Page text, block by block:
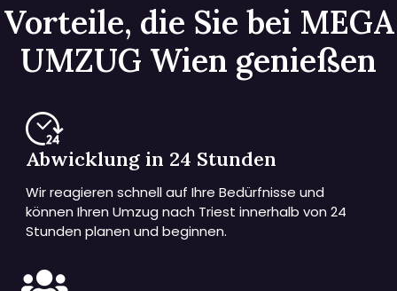
Vorteile, die Sie bei MEGA
UMZUG Wien genießen
Abwicklung in 24 Stunden
Wir reagieren schnell auf Ihre Bedürfnisse und
können Ihren Umzug nach Triest innerhalb von 24
Stunden planen und beginnen.